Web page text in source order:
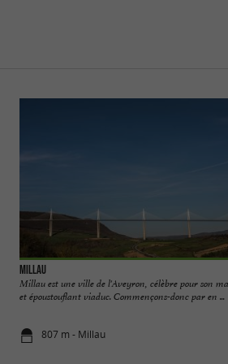
Millau
Millau est une ville de l'Aveyron, célèbre pour son
et époustouflant viaduc. Commençons-donc par en ...
807 m - Millau